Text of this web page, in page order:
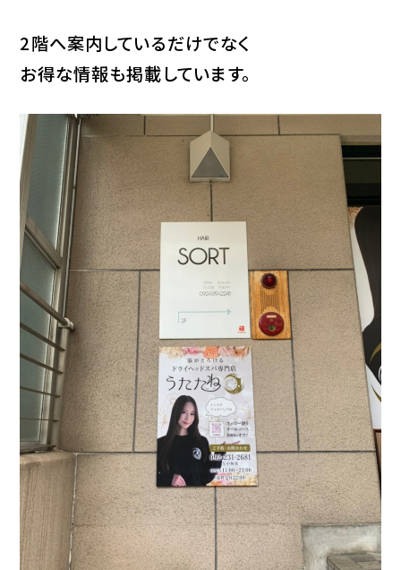
2階へ案内しているだけでなく
お得な情報も掲載しています。